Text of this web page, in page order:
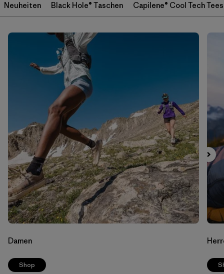
Neuheiten Black Hole® Taschen Capilene® Cool Tech Tees
Damen
Shop